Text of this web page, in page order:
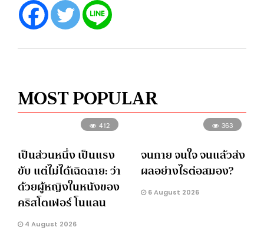
MOST POPULAR
412
เป็นส่วนหนึ่ง เป็นแรง
ขับ แต่ไม่ได้เฉิดฉาย: ว่า
ด้วยผู้หญิงในหนังของ
คริสโตเฟอร์ โนแลน
4 August 2026
363
จนกาย จนใจ จนแล้วส่ง
ผลอย่างไรต่อสมอง?
6 August 2026